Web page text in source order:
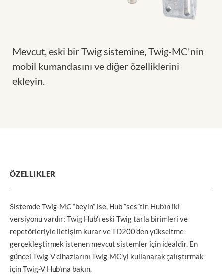
Mevcut, eski bir Twig sistemine, Twig-MC'nin
mobil kumandasını ve diğer özelliklerini
ekleyin.
ÖZELLIKLER
Sistemde Twig-MC “beyin” ise, Hub “ses”tir. Hub'ın iki
versiyonu vardır: Twig Hub'ı eski Twig tarla birimleri ve
repetörleriyle iletişim kurar ve TD200'den yükseltme
gerçekleştirmek istenen mevcut sistemler için idealdir. En
güncel Twig-V cihazlarını Twig-MC'yi kullanarak çalıştırmak
için Twig-V Hub'ına bakın.